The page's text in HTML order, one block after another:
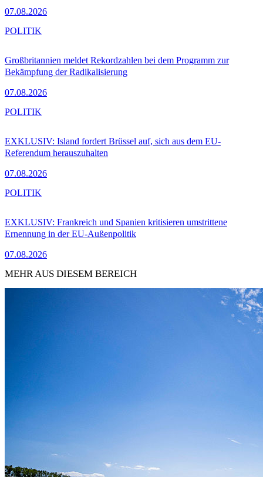
07.08.2026
Großbritannien meldet Rekordzahlen bei dem Programm zur
Bekämpfung der Radikalisierung
07.08.2026
POLITIK
EXKLUSIV: Island fordert Brüssel auf, sich aus dem EU-
Referendum herauszuhalten
07.08.2026
POLITIK
EXKLUSIV: Frankreich und Spanien kritisieren umstrittene
Ernennung in der EU-Außenpolitik
07.08.2026
POLITIK
MEHR AUS DIESEM BEREICH